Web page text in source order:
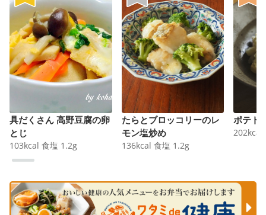
具だくさん 高野豆腐の卵
とじ
103kcal 食塩 1.2g
たらとブロッコリーのレ
モン塩炒め
136kcal 食塩 1.2g
ポテト
202kcal